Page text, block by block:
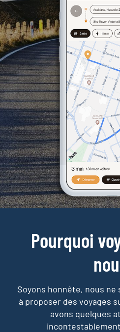
Pourquoi
Soyons honnête, nous ne
à proposer des voyages
avons quelques